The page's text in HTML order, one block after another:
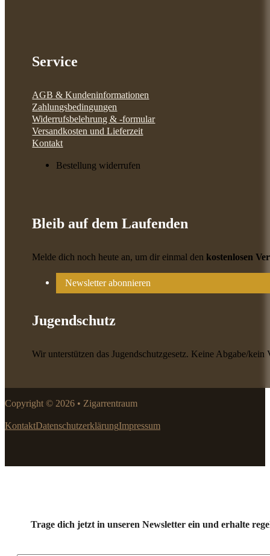
Service
AGB & Kundeninformationen
Zahlungsbedingungen
Widerrufsbelehrung & -formular
Versandkosten und Lieferzeit
Kontakt
Bestellung widerrufen
Bleib auf dem Laufenden
Melde dich noch heute an, um dir einmal denkostenlosen
Newsletter abonnieren
Jugendschutz
Wir unterstützen das Jugendschutzgesetz. Keine Abgabe/
Copyright © 2026 • Zigarrentraum
KontaktDatenschutzerklärungImpressum
Trage dich jetzt in unseren Newsletter ein und erhalte